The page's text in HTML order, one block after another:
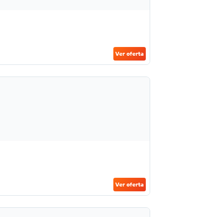
Ver oferta
Ver oferta